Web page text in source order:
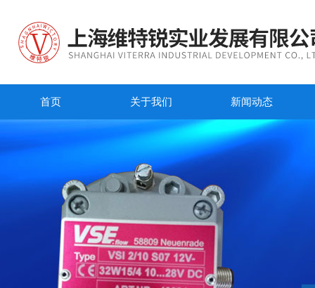
首页 关于我们 新闻动态